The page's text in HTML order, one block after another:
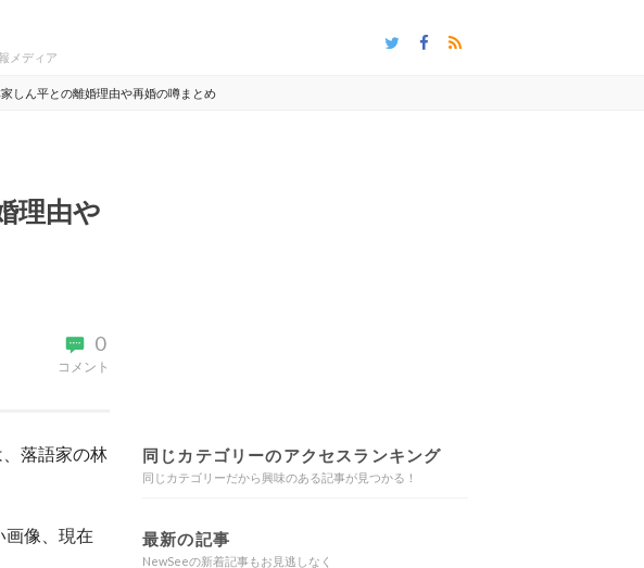
メディア
しん平との離婚理由や再婚の噂まとめ
理由や
0
コメント
落語家の林
像、 現在
同じカテゴリーのアクセスランキング
同じカテゴリーだから興味のある記事が見つかる！
最新の記事
NewSeeの新着記事もお見逃しなく